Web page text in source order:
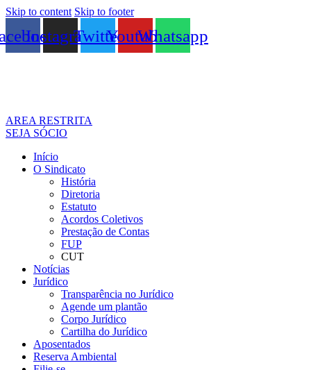
Skip to content Skip to footer
InstagramTwitterYoutubeWhatsapp
AREA RESTRITA
SEJA SÓCIO
Início
O Sindicato
História
Diretoria
Estatuto
Acordos Coletivos
Prestação de Contas
FUP
CUT
Notícias
Jurídico
Transparência no Jurídico
Agende um plantão
Corpo Jurídico
Cartilha do Jurídico
Aposentados
Reserva Ambiental